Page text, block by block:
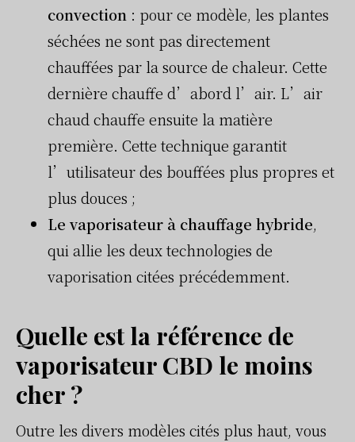
convection : pour ce modèle, les plantes
séchées ne sont pas directement
chauffées par la source de chaleur. Cette
dernière chauffe d’abord l’air. L’air
chaud chauffe ensuite la matière
première. Cette technique garantit
l’utilisateur des bouffées plus propres et
plus douces ;
Le vaporisateur à chauffage hybride,
qui allie les deux technologies de
vaporisation citées précédemment.
Quelle est la référence de
vaporisateur CBD le moins
cher ?
Outre les divers modèles cités plus haut, vous